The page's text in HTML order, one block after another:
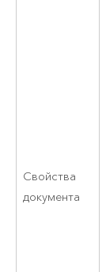
Свойства
документа